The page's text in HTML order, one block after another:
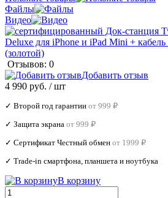
Файлы
Видео
Отзывов: 0
Добавить отзыв
4 990 руб. / шт
✓ Второй год гарантии от 999 ₽
✓ Защита экрана от 999 ₽
✓ Сертификат Честный обмен от 1999 ₽
✓ Trade‑in смартфона, планшета и ноутбука
В корзину